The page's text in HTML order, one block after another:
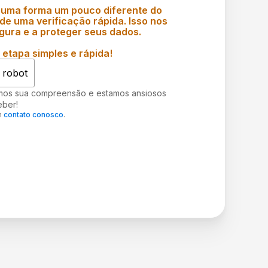
forma um pouco diferente do
uma verificação rápida. Isso nos
e a proteger seus dados.
simples e rápida!
robot
sua compreensão e estamos ansiosos
contato conosco.